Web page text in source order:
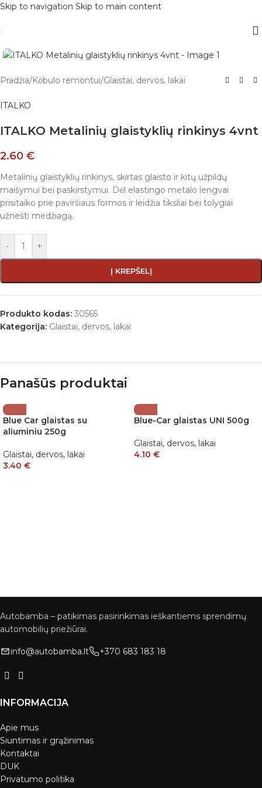
Skip to navigation Skip to main content
Pradžia/Kėbulo remontui/Glaistai, dervos, lakai
ITALKO
ITALKO Metalinių glaistyklių rinkinys 4vnt
2.60 €
Metalinių glaistyklių rinkinys, skirtas glaisto ir kitų užpildų
maišymui bei paskirstymui. Dėl elastingo metalo lengvai
prisitaiko prie paviršiaus formos ir leidžia tiksliai bei tolygiai
užnešti medžiagą.
- +
Į KREPŠELĮ
Produkto kodas: 30565
Kategorija: Glaistai, dervos, lakai
Panašūs produktai
Blue Car glaistas su
aliuminiu 250g
Glaistai, dervos, lakai
3.40 €
Blue-Car glaistas UNI 500g
Glaistai, dervos, lakai
4.10 €
Autobamba – patikimas pasirinkimas ieškantiems sprendimų
automobilių priežiūrai.
info@autobamba.lt +370 683 183 18
INFORMACIJA
Apie mus
Siuntimas ir grąžinimas
Kontaktai
DUK
Privatumo politika